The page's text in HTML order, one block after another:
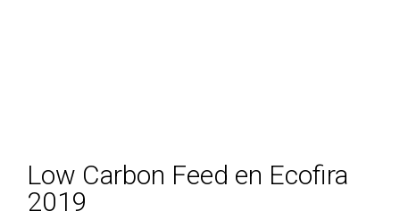
Low Carbon Feed en Ecofira
2019